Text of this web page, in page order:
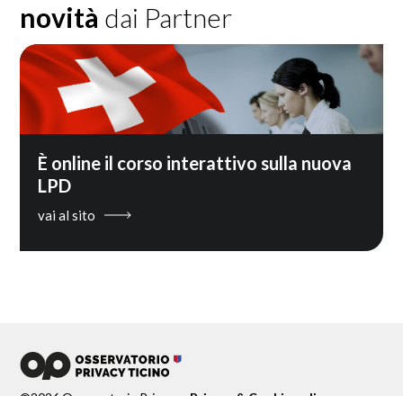
novità dai Partner
È online il corso interattivo sulla nuova
LPD
vai al sito